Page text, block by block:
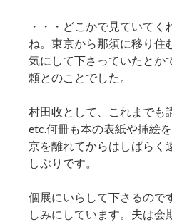
・・・どこかで見ていて
ね。東京から那須に移り住
気にして下さっていたとか
頼とのことでした。
村田收として、これまでも
etc.何冊も本の表紙や挿絵
京を離れてからはしばらく
しぶりです。
個展にいらして下さるので
しみにしています。夫は会